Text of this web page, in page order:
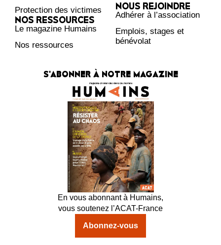
Protection des victimes
NOS RESSOURCES
Le magazine Humains
Nos ressources
NOUS REJOINDRE
Adhérer à l’association
Emplois, stages et
bénévolat
S'ABONNER À NOTRE MAGAZINE
En vous abonnant à Humains,
vous soutenez l’ACAT-France
Abonnez-vous